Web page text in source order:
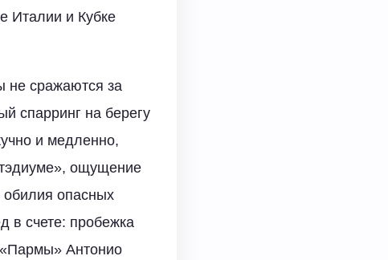
Италии и Кубке
не сражаются за
спарринг на берегу
и медленно,
ощущение
опасных
в счете: пробежка
Антонио